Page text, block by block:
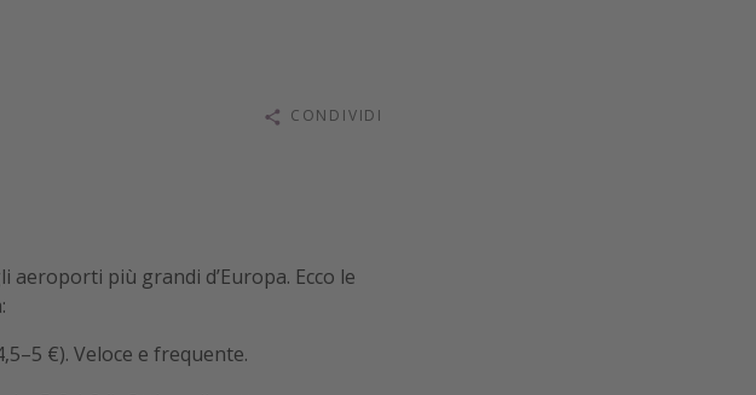
CONDIVIDI
aeroporti più grandi d’Europa. Ecco le
€). Veloce e frequente.